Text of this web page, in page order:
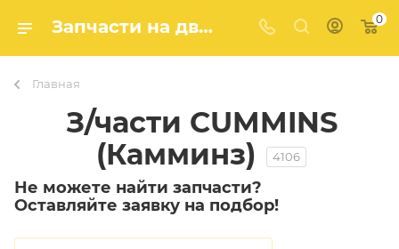
Запчасти на двигатель Cummins (Камминз) — купить в Агро-Мастер 0
Главная
З/части CUMMINS
(Камминз)
4106
Не можете найти запчасти?
Оставляйте заявку на подбор!